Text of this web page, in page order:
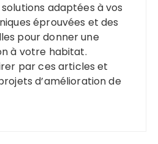
adaptées à vos
éprouvées et des
pour donner une
à votre habitat.
par ces articles et
d’amélioration de